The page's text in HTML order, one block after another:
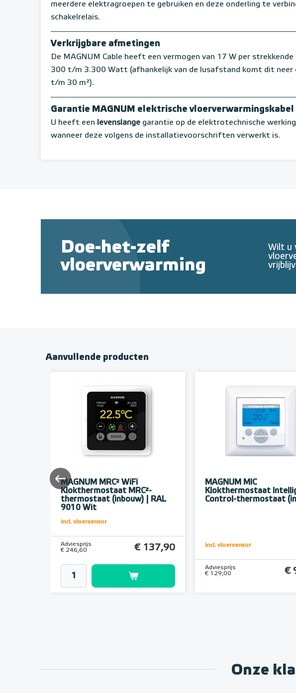
meerdere elektragroepen te gebruiken en deze onderling te
schakelrelais.
Verkrijgbare afmetingen
De MAGNUM Cable heeft een vermogen van 17 W per
300 t/m 3.300 Watt (afhankelijk van de lusafstand komt dit neer
t/m 30 m²).
Garantie MAGNUM elektrische vloerverwarmingskabel
U heeft een levenslange garantie op de elektrotechnische
wanneer deze volgens de installatievoorschriften verwerkt is.
Doe-het-zelf
vloerverwarming
Wilt u
Aanvullende producten
MAGNUM MRC² WiFi
Klokthermostaat MRC²-
thermostaat (inbouw) | RAL
9010 Wit
incl. vloersensor
Adviesprijs
€ 246,60
€ 137,90
MAGNUM MIC
Klokthermostaat
Control-thermostaat
incl. vloersensor
Adviesprijs
€ 129,00
€
Onze